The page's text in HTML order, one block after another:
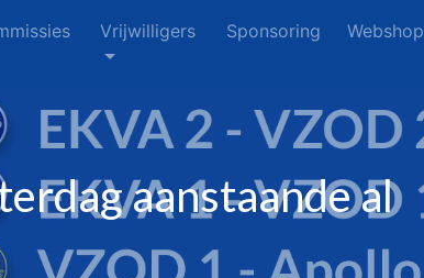
Vrijwilligers Sponsoring Webshop
aanstaande al